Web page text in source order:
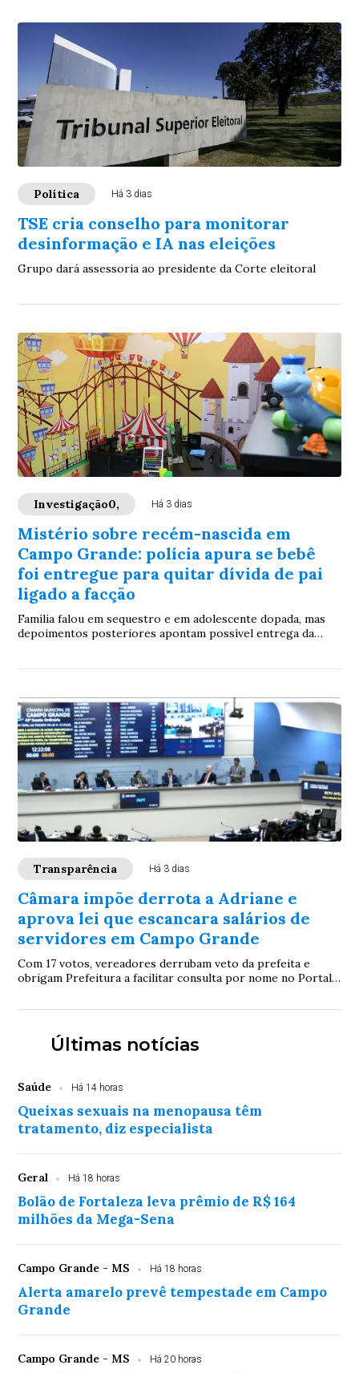
Política Há 3 dias
TSE cria conselho para monitorar
desinformação e IA nas eleições
Grupo dará assessoria ao presidente da Corte eleitoral
Investigação0, Há 3 dias
Mistério sobre recém-nascida em
Campo Grande: polícia apura se bebê
foi entregue para quitar dívida de pai
ligado a facção
Família falou em sequestro e em adolescente dopada, mas
depoimentos posteriores apontam possível entrega da
Transparência Há 3 dias
Câmara impõe derrota a Adriane e
aprova lei que escancara salários de
servidores em Campo Grande
Com 17 votos, vereadores derrubam veto da prefeita e
obrigam Prefeitura a facilitar consulta por nome no Portal
Últimas notícias
Saúde Há 14 horas
Queixas sexuais na menopausa têm
tratamento, diz especialista
Geral Há 18 horas
Bolão de Fortaleza leva prêmio de R$ 164
milhões da Mega-Sena
Campo Grande - MS Há 18 horas
Alerta amarelo prevê tempestade em Campo
Grande
Campo Grande - MS Há 20 horas